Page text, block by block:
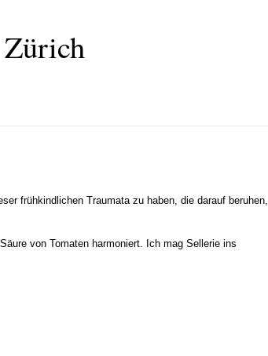
frühkindlichen Traumata zu haben, die darauf beruhen,
von Tomaten harmoniert. Ich mag Sellerie ins